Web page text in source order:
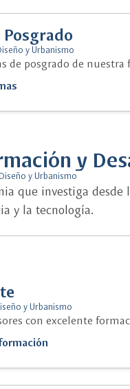
y Urbanismo
de posgrado de nuestra
y
y Urbanismo
que investiga
y la tecnología.
y Urbanismo
con excelente